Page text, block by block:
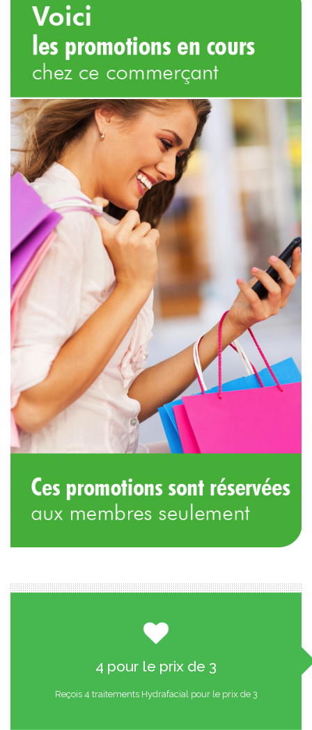
4 pour le prix de 3
Reçois 4 traitements Hydrafacial pour le prix de 3